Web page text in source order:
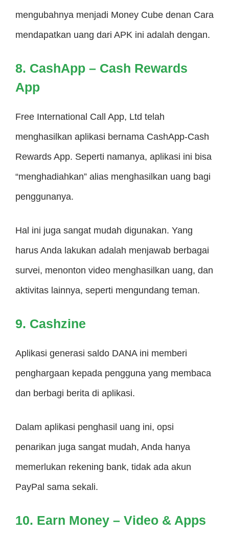
mengubahnya menjadi Money Cube denan Cara
mendapatkan uang dari APK ini adalah dengan.
8. CashApp – Cash Rewards
App
Free International Call App, Ltd telah
menghasilkan aplikasi bernama CashApp-Cash
Rewards App. Seperti namanya, aplikasi ini bisa
“menghadiahkan” alias menghasilkan uang bagi
penggunanya.
Hal ini juga sangat mudah digunakan. Yang
harus Anda lakukan adalah menjawab berbagai
survei, menonton video menghasilkan uang, dan
aktivitas lainnya, seperti mengundang teman.
9. Cashzine
Aplikasi generasi saldo DANA ini memberi
penghargaan kepada pengguna yang membaca
dan berbagi berita di aplikasi.
Dalam aplikasi penghasil uang ini, opsi
penarikan juga sangat mudah, Anda hanya
memerlukan rekening bank, tidak ada akun
PayPal sama sekali.
10. Earn Money – Video & Apps